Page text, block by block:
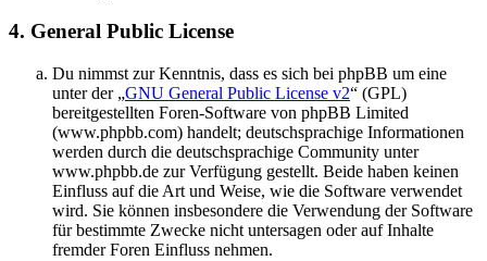
4. General Public License
Du nimmst zur Kenntnis, dass es sich bei phpBB um eine
unter der „GNU General Public License v2“ (GPL)
bereitgestellten Foren-Software von phpBB Limited
(www.phpbb.com) handelt; deutschsprachige Informationen
werden durch die deutschsprachige Community unter
www.phpbb.de zur Verfügung gestellt. Beide haben keinen
Einfluss auf die Art und Weise, wie die Software verwendet
wird. Sie können insbesondere die Verwendung der Software
für bestimmte Zwecke nicht untersagen oder auf Inhalte
fremder Foren Einfluss nehmen.